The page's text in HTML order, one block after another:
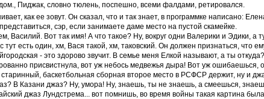
Пиджак, словно тюлень, поспешно, всеми фалдами, ретировался.
как ее зовут. Он сказал, что и так знает, в программке написано:
сэр, если занимаете даме место на пустой скамейке.
Василий. Вот так имя! А что такое? Ну, вокруг одни Валерики и Эдики, а
есть один, хм, Вася такой, хм, таковский. Он должен признаться, что
- это здорово звучит. В семье меня Елкой называют, а ты откуда?
присвистнула, вот уж небось медвежья дыра! Вот уж ошибаешься,
баскетбольная сборная второе место в РСФСР держит, ну и
В Казани джаз? Ну, умора! Ну, знаешь, ты не знаешь, а смеешься,
джаз Лундстрема... вот помнишь, во время войны такая картина